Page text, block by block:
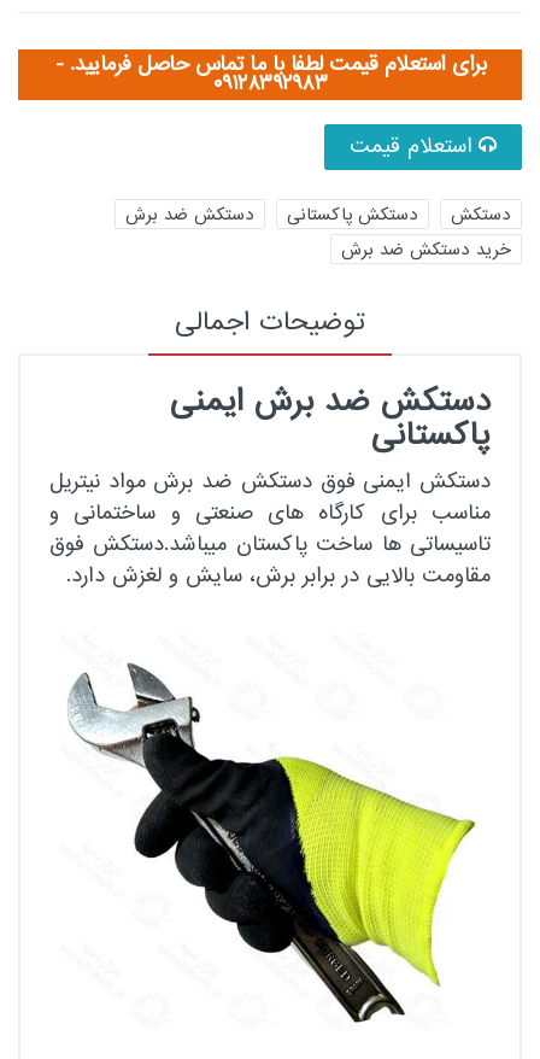
برای استعلام قیمت لطفا با ما تماس حاصل فرمایید. -
۰۹۱۲۸۳۹۲۹۸۳
استعلام قیمت
دستکش دستکش پاکستانی
دستکش ضد برش
خرید دستکش ضد برش
توضیحات اجمالی
دستکش ضد برش ایمنی
پاکستانی
دستکش ایمنی فوق دستکش ضد برش مواد نیتریل
مناسب برای کارگاه های صنعتی و ساختمانی و
تاسیساتی ها ساخت پاکستان میباشد.دستکش فوق
مقاومت بالایی در برابر برش، سایش و لغزش دارد.